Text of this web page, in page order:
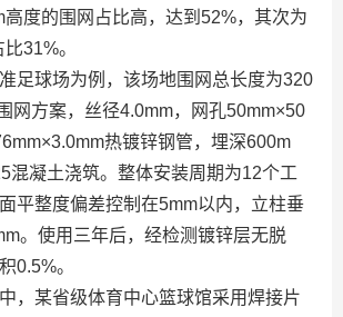
高度的围网占比高，达到52%，其次为
31%。
足球场为例，该场地围网总长度为320
网方案，丝径4.0mm，网孔50mm×50
热镀锌钢管，埋深600m
混凝土浇筑。整体安装周期为12个工
平整度偏差控制在5mm以内，立柱垂
。使用三年后，经检测镀锌层无脱
0.5%。
，某省级体育中心篮球馆采用焊接片